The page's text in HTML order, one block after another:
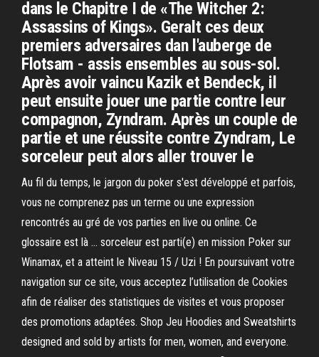
dans le Chapitre I de «The Witcher 2:
Assassins of Kings». Geralt ces deux
premiers adversaires dan l'auberge de
Flotsam - assis ensembles au sous-sol.
Après avoir vaincu Kazik et Bendeck, il
peut ensuite jouer une partie contre leur
compagnon, Zyndram. Après un couple de
partie et une réussite contre Zyndram, Le
sorceleur peut alors aller trouver le
Au fil du temps, le jargon du poker s'est développé et parfois,
vous ne comprenez pas un terme ou une expression
rencontrés au gré de vos parties en live ou online. Ce
glossaire est là … sorceleur est parti(e) en mission Poker sur
Winamax, et a atteint le Niveau 15 / Uzi ! En poursuivant votre
navigation sur ce site, vous acceptez l’utilisation de Cookies
afin de réaliser des statistiques de visites et vous proposer
des promotions adaptées. Shop Jeu Hoodies and Sweatshirts
designed and sold by artists for men, women, and everyone.